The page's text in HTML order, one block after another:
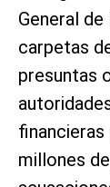
General de
carpetas
presuntas
millones